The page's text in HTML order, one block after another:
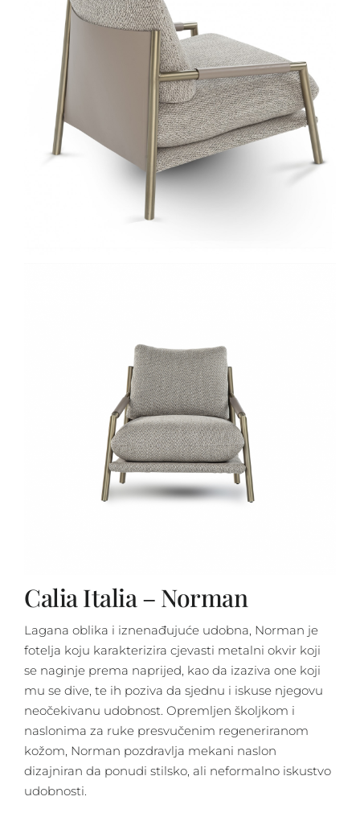
Calia Italia – Norman
Lagana oblika i iznenađujuće udobna, Norman je
fotelja koju karakterizira cjevasti metalni okvir koji
se naginje prema naprijed, kao da izaziva one koji
mu se dive, te ih poziva da sjednu i iskuse njegovu
neočekivanu udobnost. Opremljen školjkom i
naslonima za ruke presvučenim regeneriranom
kožom, Norman pozdravlja mekani naslon
dizajniran da ponudi stilsko, ali neformalno iskustvo
udobnosti.